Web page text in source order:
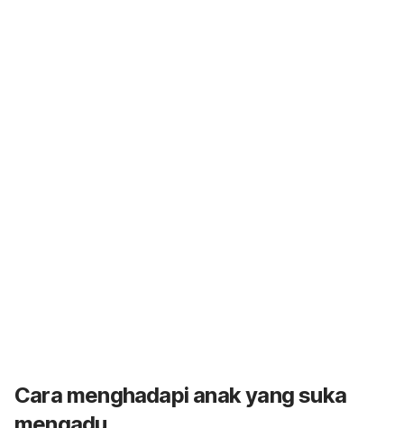
Cara menghadapi anak yang suka